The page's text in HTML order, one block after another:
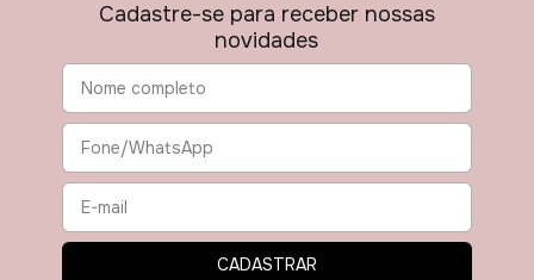
Cadastre-se para receber nossas
novidades